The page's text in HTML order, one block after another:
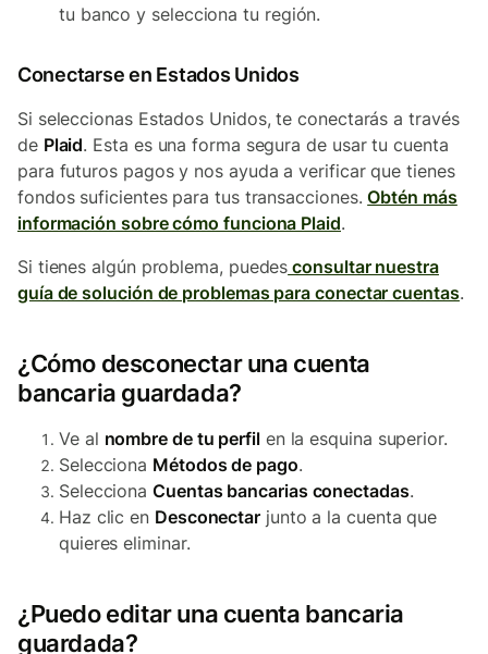
tu banco y selecciona tu región.
Conectarse en Estados Unidos
Si seleccionas Estados Unidos, te conectarás a través
de Plaid. Esta es una forma segura de usar tu cuenta
para futuros pagos y nos ayuda a verificar que tienes
fondos suficientes para tus transacciones.Obtén más
información sobre cómo funciona Plaid.
Si tienes algún problema, puedes consultar nuestra
guía de solución de problemas para conectar cuentas.
¿Cómo desconectar una cuenta
bancaria guardada?
Ve al nombre de tu perfilen la esquina superior.
Selecciona Métodos de pago.
SeleccionaCuentas bancarias conectadas.
Haz clic en Desconectar junto a la cuenta que
quieres eliminar.
¿Puedo editar una cuenta bancaria
guardada?